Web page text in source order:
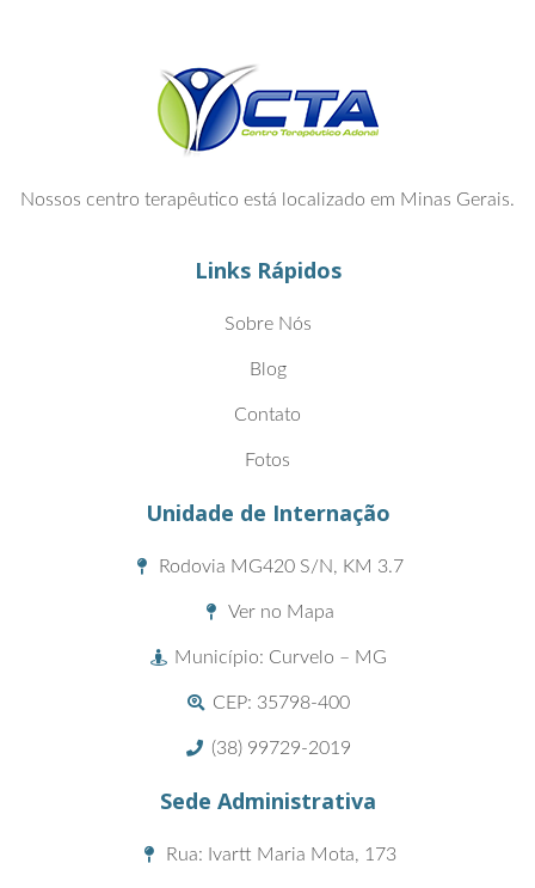
Nossos centro terapêutico está localizado em Minas Gerais.
Links Rápidos
Sobre Nós
Blog
Contato
Fotos
Unidade de Internação
Rodovia MG420 S/N, KM 3.7
Ver no Mapa
Município: Curvelo – MG
CEP: 35798-400
(38) 99729-2019
Sede Administrativa
Rua: Ivartt Maria Mota, 173